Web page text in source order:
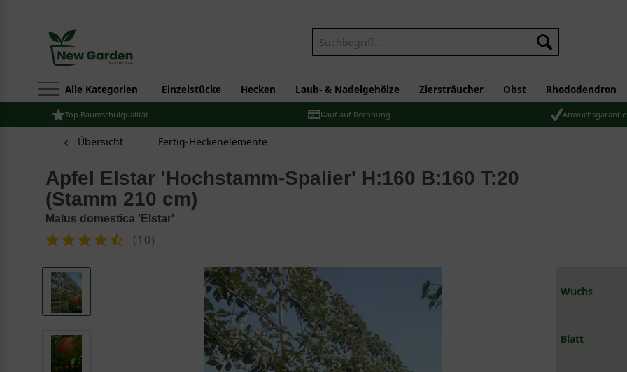
Alle Kategorien Einzelstücke Hecken Laub- & Nadelgehölze Ziersträucher Obst Rhododendron
Top Baumschulqualität Kauf auf Rechnung Anwuchsgarantie
Übersicht Fertig-Heckenelemente
Apfel Elstar 'Hochstamm-Spalier' H:160 B:160 T:20
(Stamm 210 cm)
Malus domestica 'Elstar'
(10)
Wuchs
Blatt